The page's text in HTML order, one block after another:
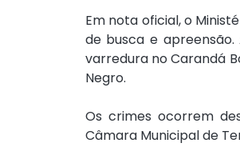
Em nota oficial, o
de busca e
varredura no Carandá
Negro.
Os crimes ocorrem
Câmara Municipal de